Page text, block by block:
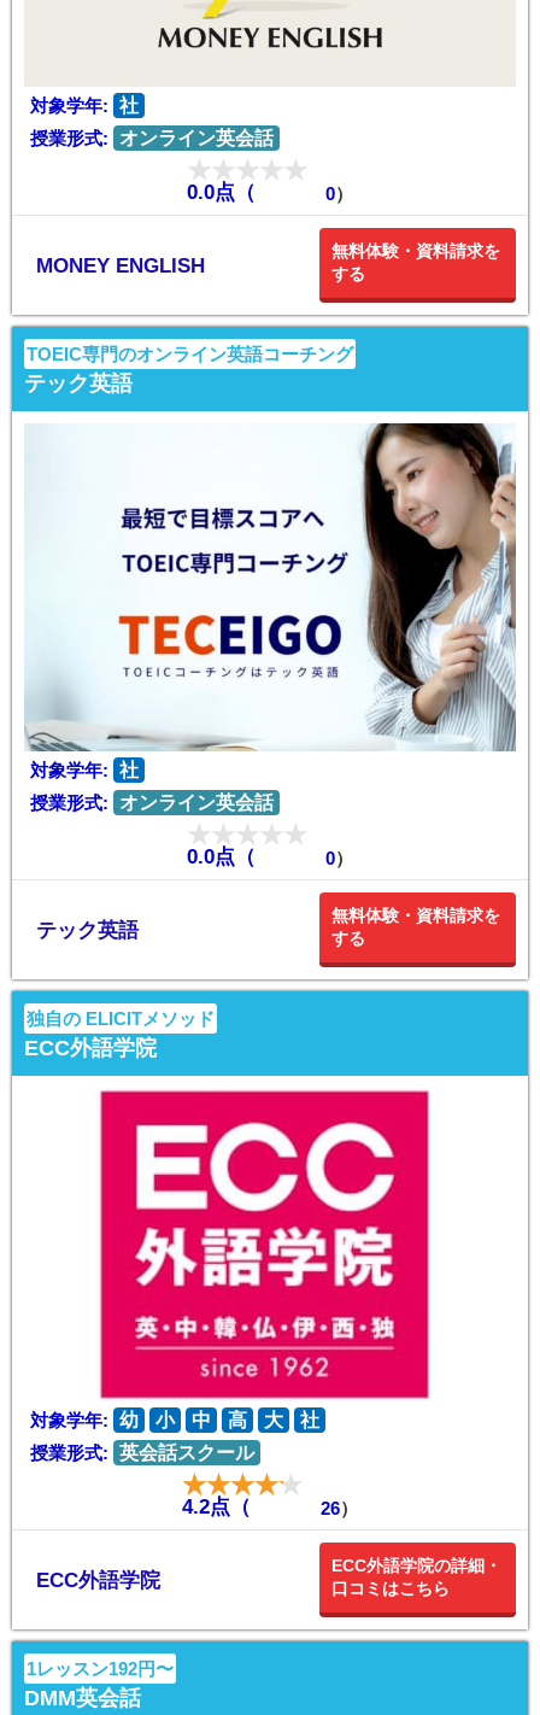
対象学年: 社
授業形式:
オンライン英会話
0.0点（ 0）
MONEY ENGLISH
無料体験・資料請求を
する
TOEIC専門のオンライン英語コーチング
テック英語
対象学年: 社
授業形式:
オンライン英会話
0.0点（ 0）
テック英語
無料体験・資料請求を
する
独自の ELICITメソッド
ECC外語学院
対象学年: 幼 小 中 高 大
社
授業形式: 英会話スクール
4.2点（ 26）
ECC外語学院
ECC外語学院の詳細・
口コミはこちら
1レッスン192円〜
DMM英会話